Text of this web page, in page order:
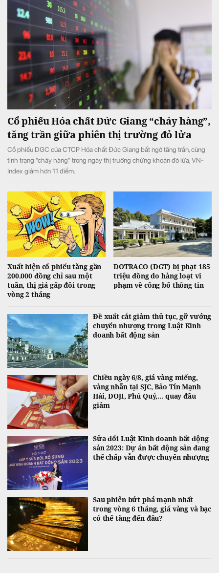
Cổ phiếu Hóa chất Đức Giang “cháy hàng”,
tăng trần giữa phiên thị trường đỏ lửa
Cổ phiếu DGC của CTCP Hóa chất Đức Giang bất ngờ tăng trần, cùng
tình trạng “cháy hàng” trong ngày thị trường chứng khoán đỏ lửa, VN-
Index giảm hơn 11 điểm.
Xuất hiện cổ phiếu tăng gần
200.000 đồng chỉ sau một
tuần, thị giá gấp đôi trong
vòng 2 tháng
DOTRACO (DGT) bị phạt 185
triệu đồng do hàng loạt vi
phạm về công bố thông tin
Đề xuất cắt giảm thủ tục, gỡ vướng
chuyển nhượng trong Luật Kinh
doanh bất động sản
Chiều ngày 6/8, giá vàng miếng,
vàng nhẫn tại SJC, Bảo Tín Mạnh
Hải, DOJI, Phú Quý,... quay đầu
giảm
Sửa đổi Luật Kinh doanh bất động
sản 2023: Dự án bất động sản đang
thế chấp vẫn được chuyển nhượng
Sau phiên bứt phá mạnh nhất
trong vòng 6 tháng, giá vàng và bạc
có thể tăng đến đâu?